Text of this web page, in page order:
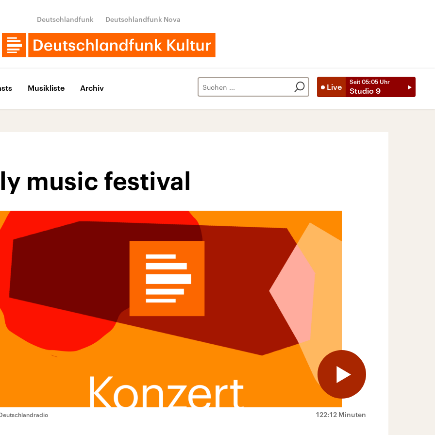
Deutschlandfunk Deutschlandfunk Nova
Live
Seit 05:05 Uhr
Studio 9
Musikliste Archiv
music festival
122:12 Minuten